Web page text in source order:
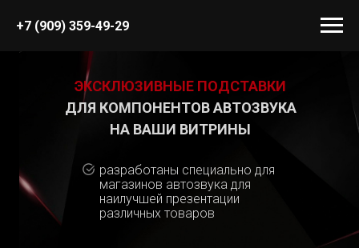
+7 (909) 359-49-29
ЭКСКЛЮЗИВНЫЕ ПОДСТАВКИ
ДЛЯ КОМПОНЕНТОВ АВТОЗВУКА
НА ВАШИ ВИТРИНЫ
разработаны специально для
магазинов автозвука для
наилучшей презентации
различных товаров